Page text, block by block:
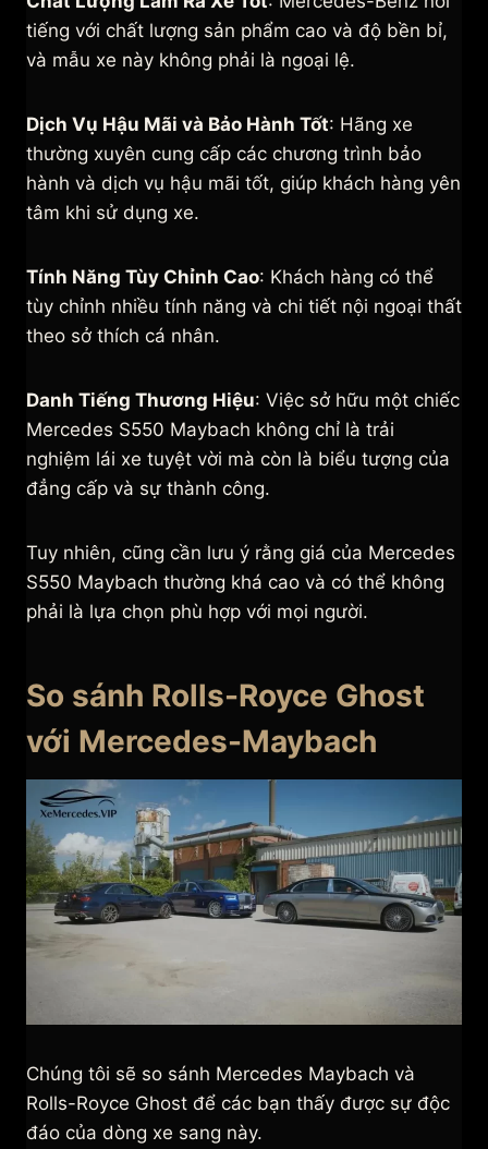
tiếng với chất lượng sản phẩm cao và độ bền bỉ,
và mẫu xe này không phải là ngoại lệ.
Dịch Vụ Hậu Mãi và Bảo Hành Tốt: Hãng xe
thường xuyên cung cấp các chương trình bảo
hành và dịch vụ hậu mãi tốt, giúp khách hàng yên
tâm khi sử dụng xe.
Tính Năng Tùy Chỉnh Cao: Khách hàng có thể
tùy chỉnh nhiều tính năng và chi tiết nội ngoại thất
theo sở thích cá nhân.
Danh Tiếng Thương Hiệu: Việc sở hữu một chiếc
Mercedes S550 Maybach không chỉ là trải
nghiệm lái xe tuyệt vời mà còn là biểu tượng của
đẳng cấp và sự thành công.
Tuy nhiên, cũng cần lưu ý rằng giá của Mercedes
S550 Maybach thường khá cao và có thể không
phải là lựa chọn phù hợp với mọi người.
So sánh Rolls-Royce Ghost
với Mercedes-Maybach
Chúng tôi sẽ so sánh Mercedes Maybach và
Rolls-Royce Ghost để các bạn thấy được sự độc
đáo của dòng xe sang này.